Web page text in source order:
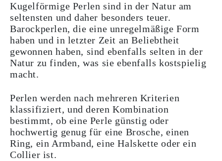
Kugelförmige Perlen sind in der Natur am
seltensten und daher besonders teuer.
Barockperlen, die eine unregelmäßige Form
haben und in letzter Zeit an Beliebtheit
gewonnen haben, sind ebenfalls selten in der
Natur zu finden, was sie ebenfalls kostspielig
macht.
Perlen werden nach mehreren Kriterien
klassifiziert, und deren Kombination
bestimmt, ob eine Perle günstig oder
hochwertig genug für eine Brosche, einen
Ring, ein Armband, eine Halskette oder ein
Collier ist.